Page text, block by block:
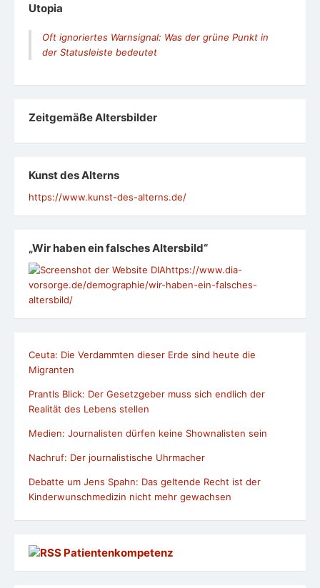
Utopia
Oft ignoriertes Warnsignal: Was der grüne Punkt in
der Statusleiste bedeutet
Zeit­ge­mäße Alters­bil­der
Kunst des Alterns
https://www.kunst-des-alterns.de/
„Wir haben ein falsches Altersbild“
https://www.dia-
vorsorge.de/demographie/wir-haben-ein-falsches-
altersbild/
Ceuta: Die Verdammten dieser Erde sind heute die
Migranten
Prantls Blick: Der Gesetzgeber muss sich endlich der
Realität des Lebens stellen
Medien: Journalisten dürfen keine Shownalisten sein
Nachruf: Der journalistische Uhrmacher
Debatte um Jens Spahn: Das geltende Recht ist der
Kinderwunschmedizin nicht mehr gewachsen
Patientenkompetenz